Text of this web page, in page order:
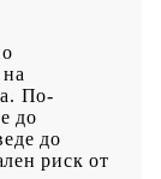
По-
до
до
риск от